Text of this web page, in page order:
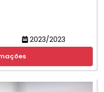
2023/2023